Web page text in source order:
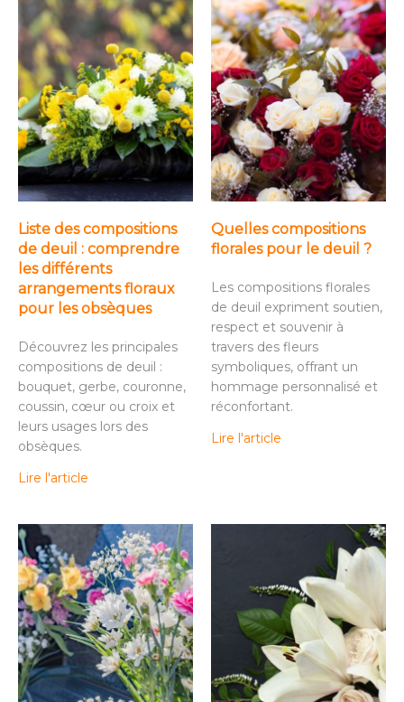
Liste des compositions
de deuil : comprendre
les différents
arrangements floraux
pour les obsèques
Découvrez les principales
compositions de deuil :
bouquet, gerbe, couronne,
coussin, cœur ou croix et
leurs usages lors des
obsèques.
Lire l'article
Quelles compositions
florales pour le deuil ?
Les compositions florales
de deuil expriment soutien,
respect et souvenir à
travers des fleurs
symboliques, offrant un
hommage personnalisé et
réconfortant.
Lire l'article